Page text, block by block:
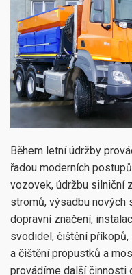
Během letní údržby
řadou moderních
vozovek, údržbu silniční
stromů, výsadbu
dopravní značení,
svodidel, čištění příkopů,
a čištění propustků a
provádíme další činnosti